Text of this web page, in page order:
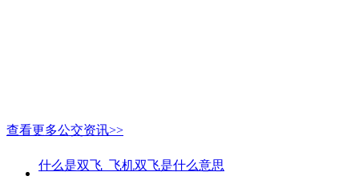
查看更多公交资讯>>
什么是双飞_飞机双飞是什么意思